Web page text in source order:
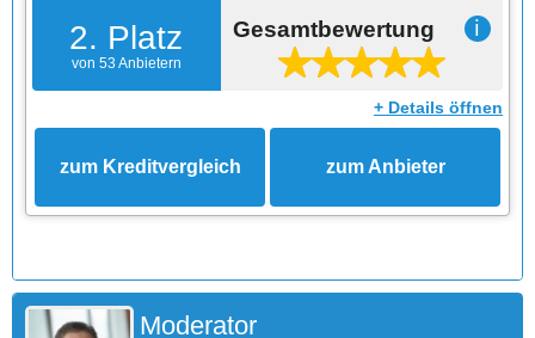
2. Platz
von 53 Anbietern
Gesamtbewertung ℹ
+ Details öffnen
zum Kreditvergleich zum Anbieter
Moderator